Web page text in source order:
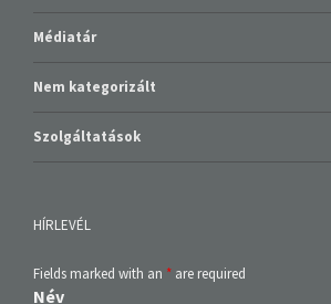
Médiatár
Nem kategorizált
Szolgáltatások
HÍRLEVÉL
Fields marked with an * are required
Név